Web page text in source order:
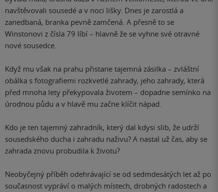
navštěvovali sousedé a v noci lišky. Dnes je zarostlá a
zanedbaná, branka pevně zamčená. A přesně to se
Winstonovi z čísla 79 líbí – hlavně že se vyhne své otravné
nové sousedce.
Když mu však na prahu přistane tajemná zásilka – zvláštní
obálka s fotografiemi rozkvetlé zahrady, jeho zahrady, která
před mnoha lety překypovala životem – dopadne semínko na
úrodnou půdu a v hlavě mu začne klíčit nápad.
Kdo je ten tajemný zahradník, který dal kdysi slib, že udrží
sousedského ducha i zahradu naživu? A nastal už čas, aby se
zahrada znovu probudila k životu?
Neobyčejný příběh odehrávající se od sedmdesátých let až po
současnost vypráví o malých místech, drobných radostech a